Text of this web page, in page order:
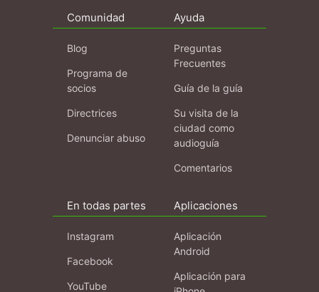
Comunidad
Blog
Programa de
socios
Directrices
Denunciar abuso
Ayuda
Preguntas
Frecuentes
Guía de la guía
Su visita de la
ciudad como
audioguía
Comentarios
En todas partes
Instagram
Facebook
YouTube
Aplicaciones
Aplicación
Android
Aplicación para